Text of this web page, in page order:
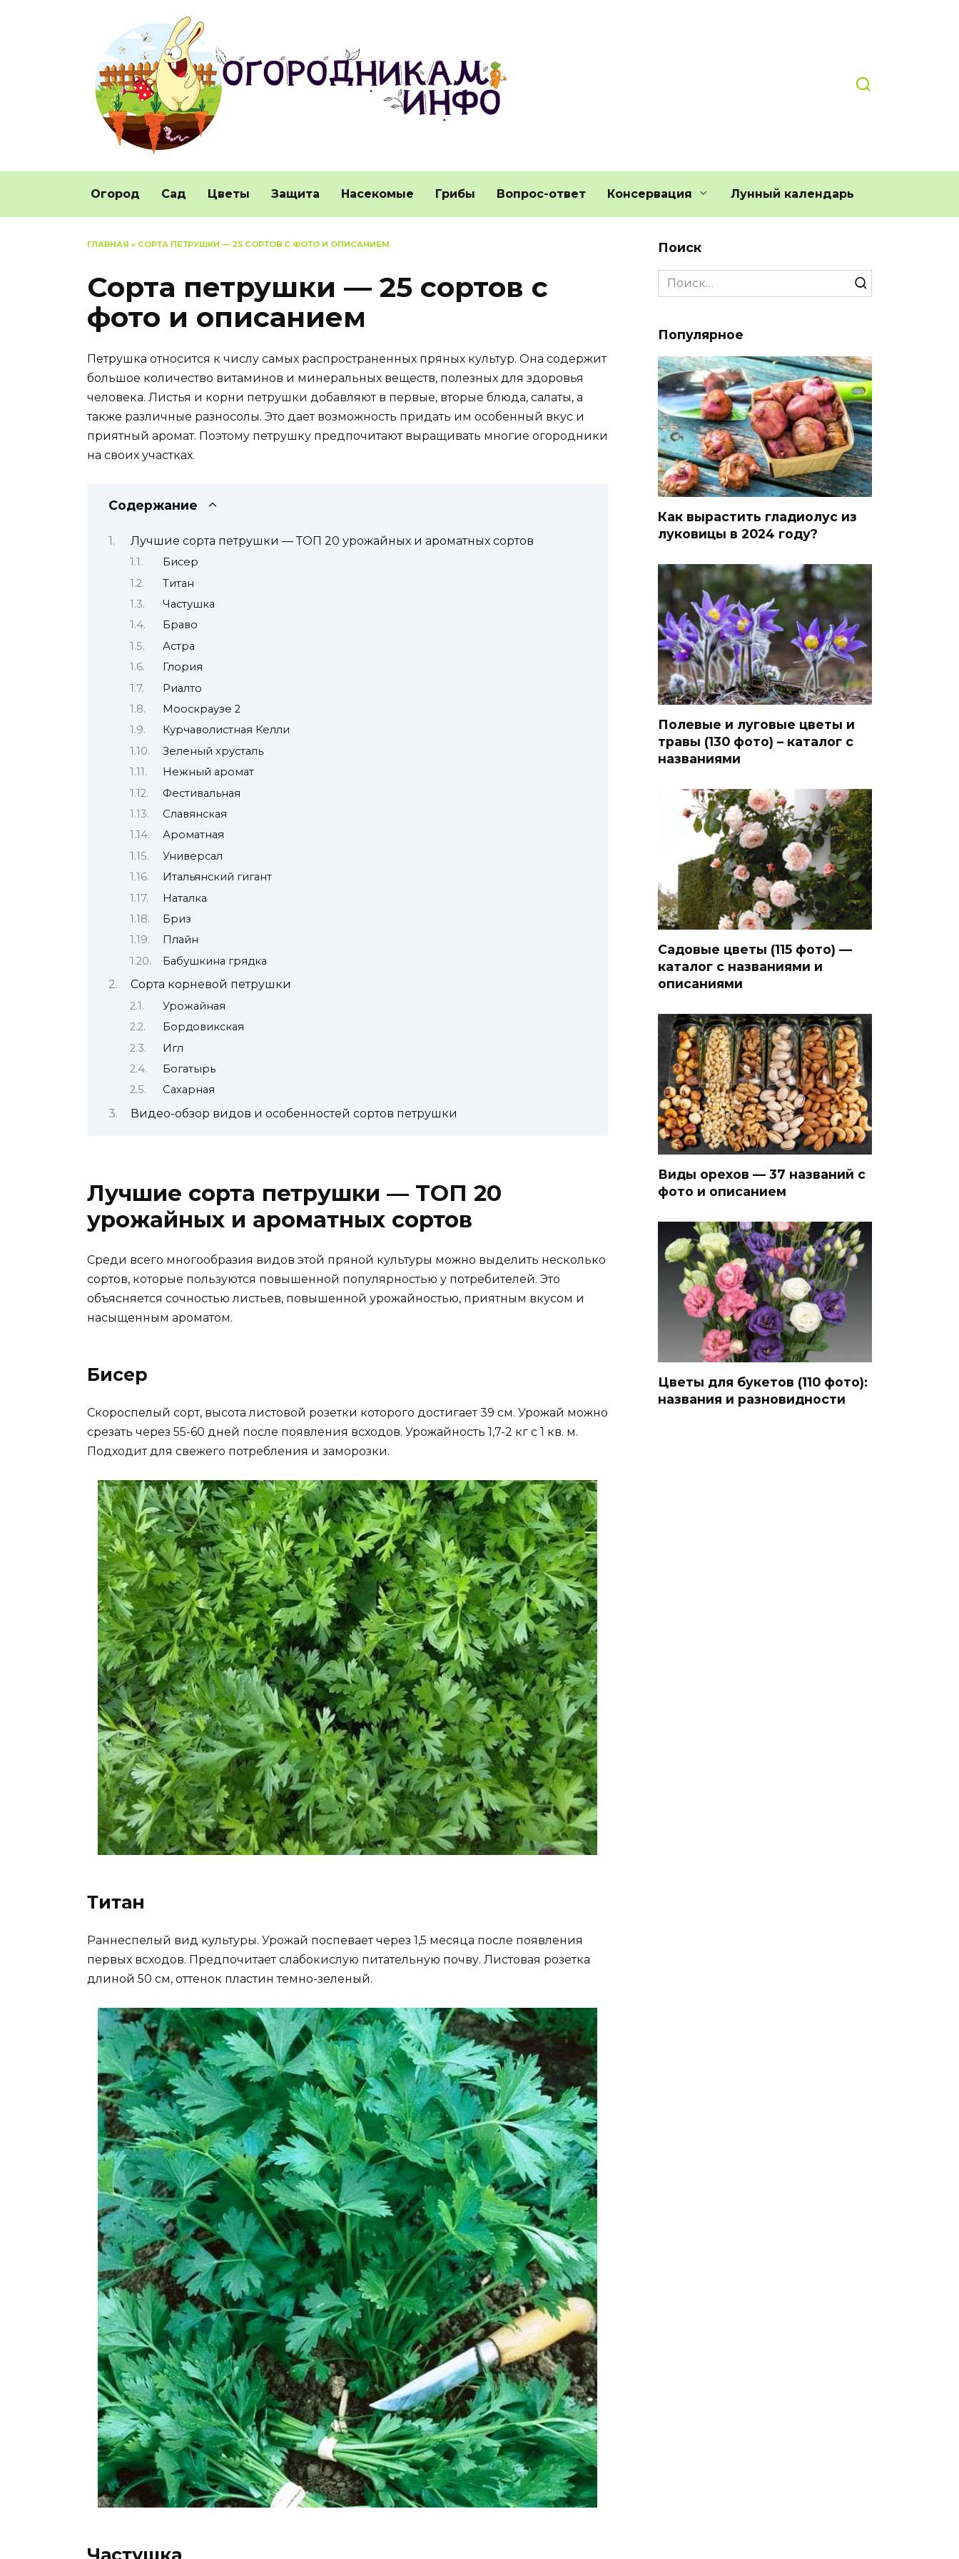
Огород Сад Цветы Защита Насекомые Грибы Вопрос-ответ Консервация Лунный календарь
ГЛАВНАЯ » СОРТА ПЕТРУШКИ — 25 СОРТОВ С ФОТО И ОПИСАНИЕМ
Сорта петрушки — 25 сортов с
фото и описанием
Петрушка относится к числу самых распространенных пряных культур. Она содержит
большое количество витаминов и минеральных веществ, полезных для здоровья
человека. Листья и корни петрушки добавляют в первые, вторые блюда, салаты, а
также различные разносолы. Это дает возможность придать им особенный вкус и
приятный аромат. Поэтому петрушку предпочитают выращивать многие огородники
на своих участках.
Содержание
Лучшие сорта петрушки — ТОП 20 урожайных и ароматных сортов
Бисер
Титан
Частушка
Браво
Астра
Глория
Риалто
Мооскраузе 2
Курчаволистная Келли
Зеленый хрусталь
Нежный аромат
Фестивальная
Славянская
Ароматная
Универсал
Итальянский гигант
Наталка
Бриз
Плайн
Бабушкина грядка
Сорта корневой петрушки
Урожайная
Бордовикская
Игл
Богатырь
Сахарная
Видео-обзор видов и особенностей сортов петрушки
Лучшие сорта петрушки — ТОП 20
урожайных и ароматных сортов
Среди всего многообразия видов этой пряной культуры можно выделить несколько
сортов, которые пользуются повышенной популярностью у потребителей. Это
объясняется сочностью листьев, повышенной урожайностью, приятным вкусом и
насыщенным ароматом.
Бисер
Скороспелый сорт, высота листовой розетки которого достигает 39 см. Урожай можно
срезать через 55-60 дней после появления всходов. Урожайность 1,7-2 кг с 1 кв. м.
Подходит для свежего потребления и заморозки.
Титан
Раннеспелый вид культуры. Урожай поспевает через 1,5 месяца после появления
первых всходов. Предпочитает слабокислую питательную почву. Листовая розетка
длиной 50 см, оттенок пластин темно-зеленый.
Поиск
Search
for:
Популярное
Как вырастить гладиолус из
луковицы в 2024 году?
Полевые и луговые цветы и
травы (130 фото) – каталог с
названиями
Садовые цветы (115 фото) —
каталог с названиями и
описаниями
Виды орехов — 37 названий с
фото и описанием
Цветы для букетов (110 фото):
названия и разновидности